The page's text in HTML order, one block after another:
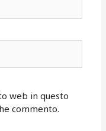
web in questo
commento.